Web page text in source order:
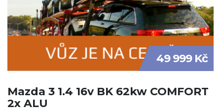
49 999 Kč
Mazda 3 1.4 16v BK 62kw COMFORT
2x ALU